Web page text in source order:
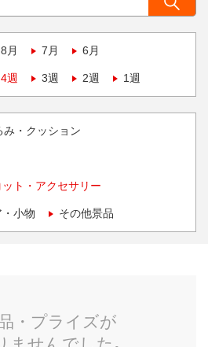
8月 7月 6月
4週 3週 2週 1週
み・クッション
ト・アクセサリー
小物 その他景品